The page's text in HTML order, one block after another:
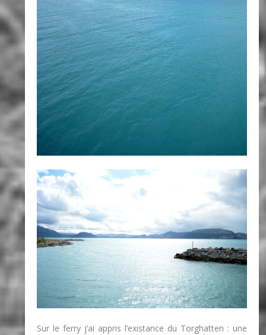
Sur le ferry j’ai appris l’existance du Torghatten : une